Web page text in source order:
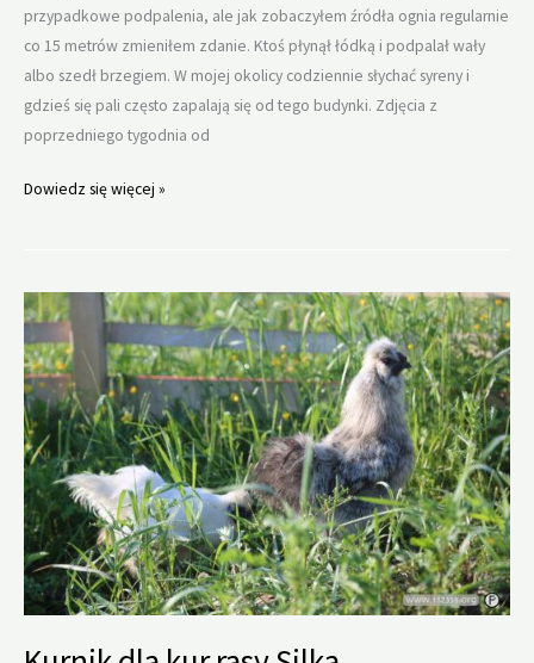
przypadkowe podpalenia, ale jak zobaczyłem źródła ognia regularnie
co 15 metrów zmieniłem zdanie. Ktoś płynął łódką i podpalał wały
albo szedł brzegiem. W mojej okolicy codziennie słychać syreny i
gdzieś się pali często zapalają się od tego budynki. Zdjęcia z
poprzedniego tygodnia od
Wypalanie
Dowiedz się więcej »